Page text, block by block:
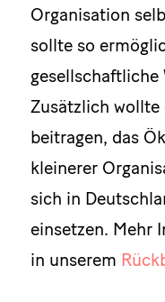
Organisation
sollte so
gesellschaftliche
Zusätzlich wollte
beitragen, das
kleinerer
sich in
einsetzen. Mehr
in unserem